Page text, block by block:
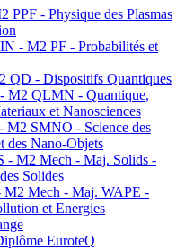
PPF - Physique des Plasmas
- M2 PF - Probabilités et
QD - Dispositifs Quantiques
M2 QLMN - Quantique,
et Nanosciences
M2 SMNO - Science des
des Nano-Objets
- M2 Mech - Maj. Solids -
Solides
M2 Mech - Maj. WAPE -
et Energies
EuroteQ